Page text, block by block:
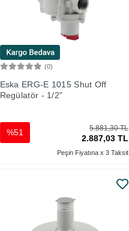
(0)
Eska ERG-E 1015 Shut Off
Regülatör - 1/2"
5.881,30 TL
2.887,03 TL
%51
Peşin Fiyatına x 3 Taksit